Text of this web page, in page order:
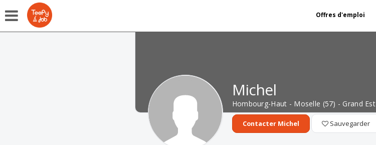
Offres d'emploi
Michel
Hombourg-Haut - Moselle (57) - Grand Est
Contacter Michel Sauvegarder